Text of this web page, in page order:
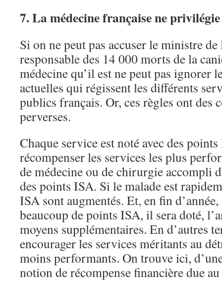
7. La médecine française ne
Si on ne peut pas accuser le ministre de
responsable des 14 000 morts de la
médecine qu’il est ne peut pas ignorer
actuelles qui régissent les différents
publics français. Or, ces règles ont des
perverses.
Chaque service est noté avec des
récompenser les services les plus
de médecine ou de chirurgie accompli
des points ISA. Si le malade est
ISA sont augmentés. Et, en fin
beaucoup de points ISA, il sera doté,
moyens supplémentaires. En d’autres
encourager les services méritants au
moins performants. On trouve ici,
notion de récompense financière due